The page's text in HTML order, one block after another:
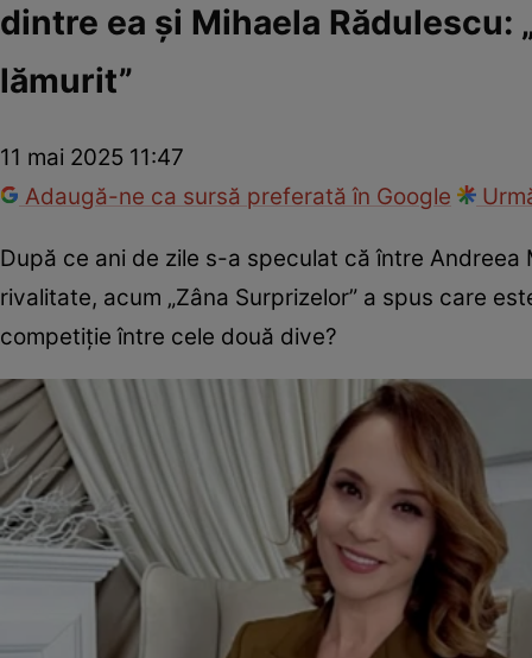
dintre ea și Mihaela
lămurit”
11 mai 2025 11:47
Adaugă-ne ca sursă preferată în Google
După ce ani de zile s-a speculat că între
rivalitate, acum „Zâna Surprizelor” a spus care
competiție între cele două dive?